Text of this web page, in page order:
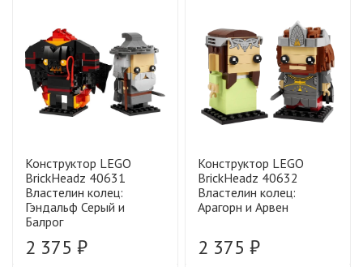
Конструктор LEGO
BrickHeadz 40631
Властелин колец:
Гэндальф Серый и
Балрог
2 375 ₽
Конструктор LEGO
BrickHeadz 40632
Властелин колец:
Арагорн и Арвен
2 375 ₽